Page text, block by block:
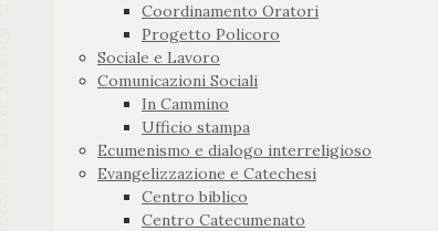
Coordinamento Oratori
Progetto Policoro
Sociale e Lavoro
Comunicazioni Sociali
In Cammino
Ufficio stampa
Ecumenismo e dialogo interreligioso
Evangelizzazione e Catechesi
Centro biblico
Centro Catecumenato